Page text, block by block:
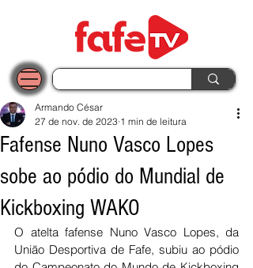
Fafense Nuno Vasco Lopes
sobe ao pódio do Mundial de
Kickboxing WAKO
Armando César
27 de nov. de 2023 1 min de leitura
O atelta fafense Nuno Vasco Lopes, da
União Desportiva de Fafe, subiu ao pódio